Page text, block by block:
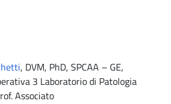
, DVM, PhD, SPCAA – GE,
3 Laboratorio di Patologia
Associato